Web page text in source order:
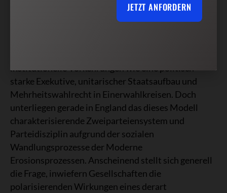
institutionelle Vorkehrungen wie eine politisch
starke Exekutive, unitarischer Staatsaufbau und
Mehrheitswahlrecht in Einerwahlkreisen. Doch
unterliegen gerade in England das dieses Modell
charakterisierende Zweiparteiensystem und
Parteidisziplin aufgrund der sozialen
Wandlungsprozesse der Moderne
Erosionsprozessen. Anscheinend stellt sich generell
die Frage, inwiefern Gesellschaften die
polarisierenden Wirkungen eines derart
JETZT ANFORDERN